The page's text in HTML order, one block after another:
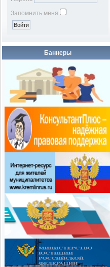
Запомнить меня
Баннеры